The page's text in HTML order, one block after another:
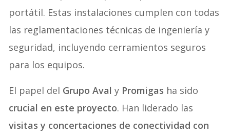
portátil. Estas instalaciones cumplen con todas
las reglamentaciones técnicas de ingeniería y
seguridad, incluyendo cerramientos seguros
para los equipos.
El papel del Grupo Aval y Promigas ha sido
crucial en este proyecto. Han liderado las
visitas y concertaciones de conectividad con